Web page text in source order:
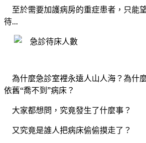
至於需要加護病房的重症患者，只能
待...
為什麼急診室裡永遠人山人海？為什
依舊“喬不到”病床？
大家都想問， 究竟發生了什麼事？
又究竟是誰人把病床偷偷摸走了？